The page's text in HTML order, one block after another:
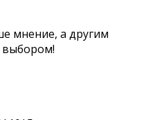
рыбку
от 1/3 до 1/2
максимальная
мнение, а другим
выбором!